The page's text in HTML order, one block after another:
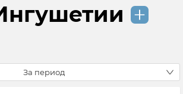
За период